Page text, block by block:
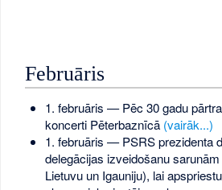
Februāris
1. februāris — Pēc 30 gadu
koncerti Pēterbaznīcā (vairāk...)
1. februāris — PSRS prezidenta
delegācijas izveidošanu
Lietuvu un Igauniju), lai